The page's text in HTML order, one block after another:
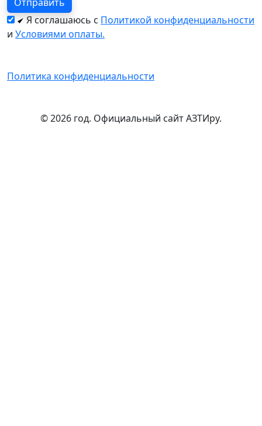
Я соглашаюсь с Политикой конфиденциальности
и Условиями оплаты.
Политика конфиденциальности
© 2026 год. Официальный сайт АЗТИру.